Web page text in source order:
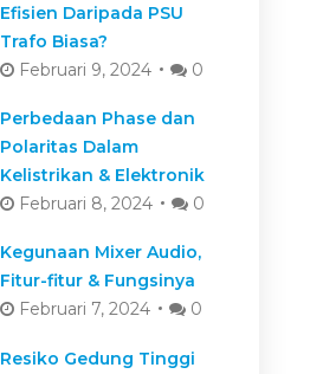
Efisien Daripada PSU
Trafo Biasa?
Februari 9, 2024
0
Perbedaan Phase dan
Polaritas Dalam
Kelistrikan & Elektronik
Februari 8, 2024
0
Kegunaan Mixer Audio,
Fitur-fitur & Fungsinya
Februari 7, 2024
0
Resiko Gedung Tinggi